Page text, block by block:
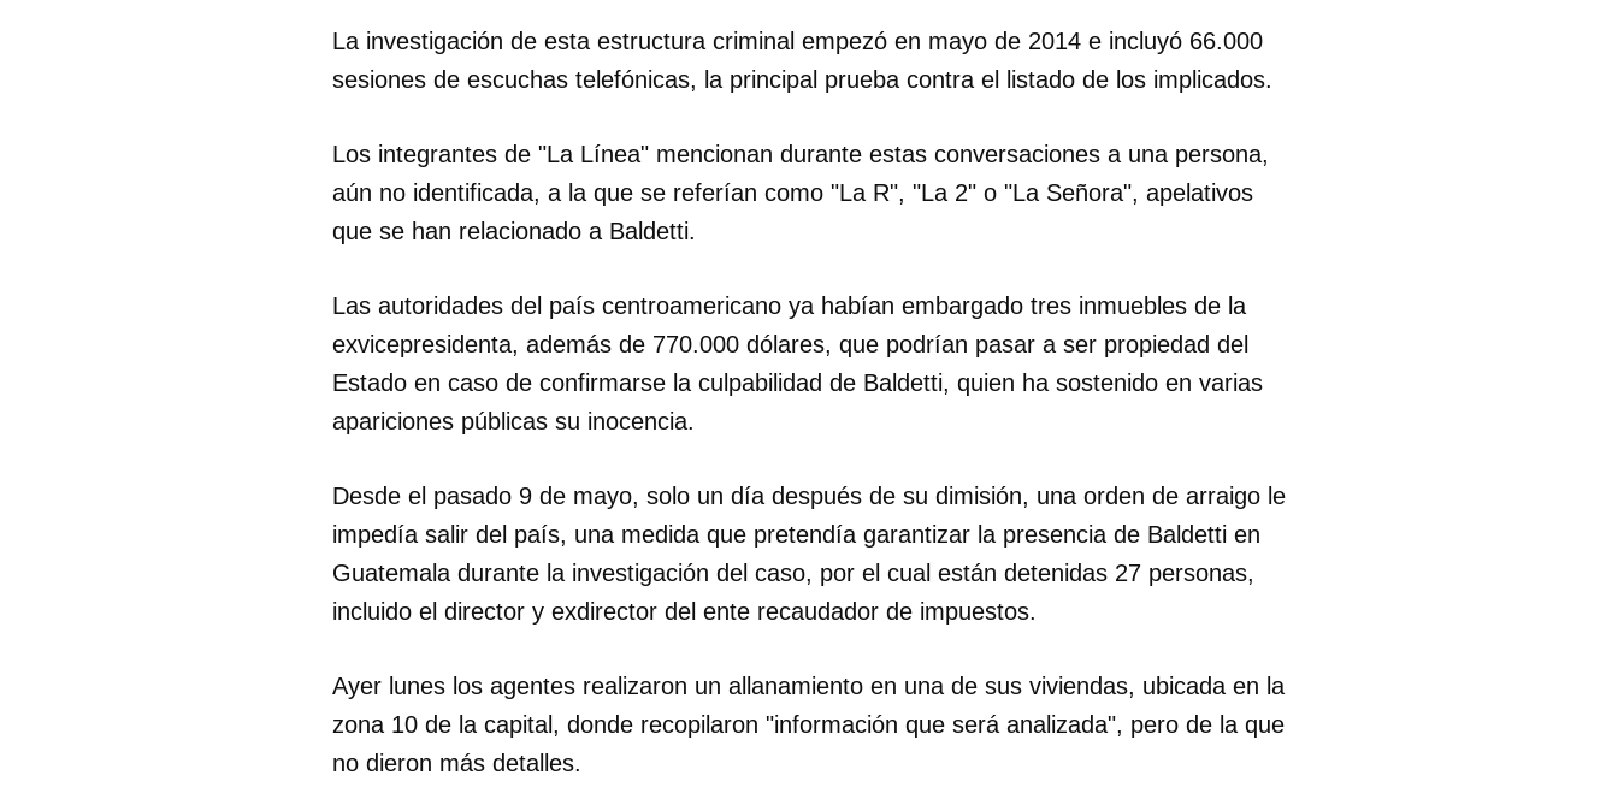
Para poder guardar como favorito, primero has de iniciar sesión con tu
cuenta de 14ymedio.
INICIAR SESIÓN CANCELAR
La investigación de esta estructura criminal empezó en mayo de 2014 e incluyó 66.000
sesiones de escuchas telefónicas, la principal prueba contra el listado de los implicados.
Los integrantes de "La Línea" mencionan durante estas conversaciones a una persona,
aún no identificada, a la que se referían como "La R", "La 2" o "La Señora", apelativos
que se han relacionado a Baldetti.
Las autoridades del país centroamericano ya habían embargado tres inmuebles de la
exvicepresidenta, además de 770.000 dólares, que podrían pasar a ser propiedad del
Estado en caso de confirmarse la culpabilidad de Baldetti, quien ha sostenido en varias
apariciones públicas su inocencia.
Desde el pasado 9 de mayo, solo un día después de su dimisión, una orden de arraigo le
impedía salir del país, una medida que pretendía garantizar la presencia de Baldetti en
Guatemala durante la investigación del caso, por el cual están detenidas 27 personas,
incluido el director y exdirector del ente recaudador de impuestos.
Ayer lunes los agentes realizaron un allanamiento en una de sus viviendas, ubicada en la
zona 10 de la capital, donde recopilaron "información que será analizada", pero de la que
no dieron más detalles.